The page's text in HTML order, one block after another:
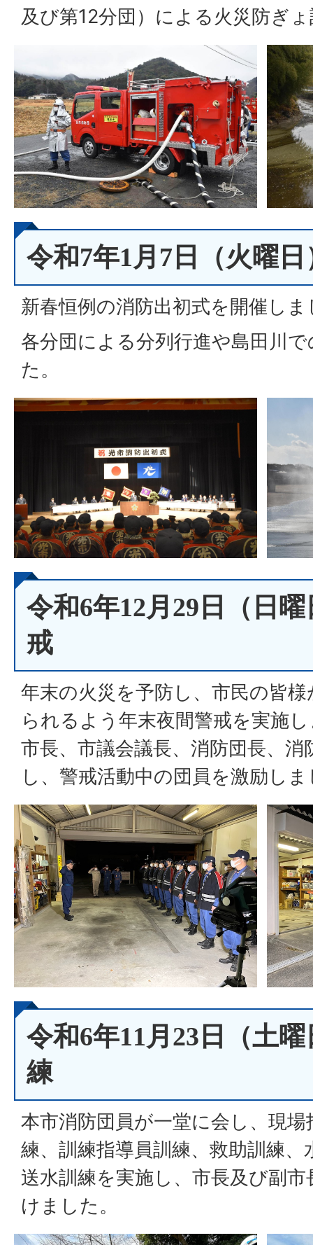
及び第12分団）による火災防ぎ
令和7年1月7日（火曜
新春恒例の消防出初式を開催しま
各分団による分列行進や島田川
た。
令和6年12月29日（日
戒
年末の火災を予防し、市民の皆
られるよう年末夜間警戒を実施
市長、市議会議長、消防団長、消
し、警戒活動中の団員を激励し
令和6年11月23日（土
練
本市消防団員が一堂に会し、現
練、訓練指導員訓練、救助訓練、
送水訓練を実施し、市長及び副
けました。